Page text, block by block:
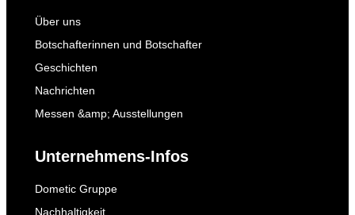
Über uns
Botschafterinnen und Botschafter
Geschichten
Nachrichten
Messen &amp; Ausstellungen
Unternehmens-Infos
Dometic Gruppe
Nachhaltigkeit